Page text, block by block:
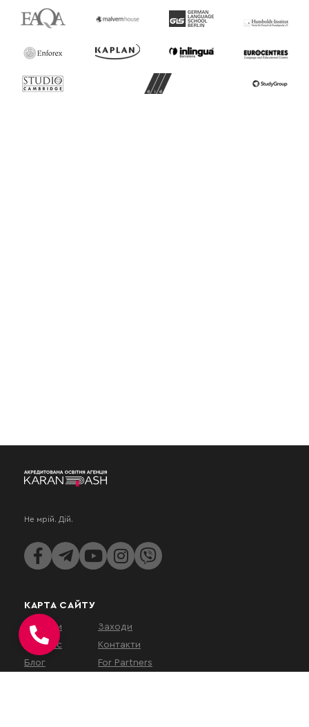
Не мрій. Дій.
КАРТА САЙТУ
Послуги
Про нас
Блог
Заходи
Контакти
For Partners